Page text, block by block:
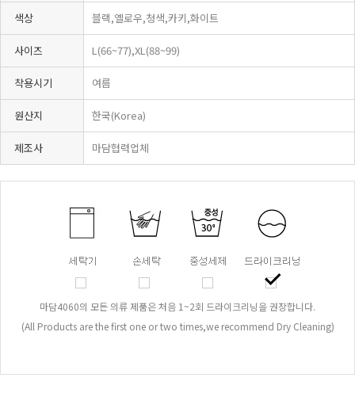
색상 블랙,옐로우,청색,카키,화이트
사이즈 L(66~77),XL(88~99)
착용시기 여름
원산지 한국(Korea)
제조사 마담협력업체
마담4060의 모든 의류 제품은 처음 1~2회 드라이크리닝을 권장합니다.
(All Products are the first one or two times,we recommend Dry Cleaning)